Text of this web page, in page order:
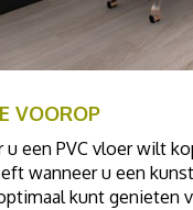
VOOROP
u een PVC vloer wilt
wanneer u een
kunt genieten